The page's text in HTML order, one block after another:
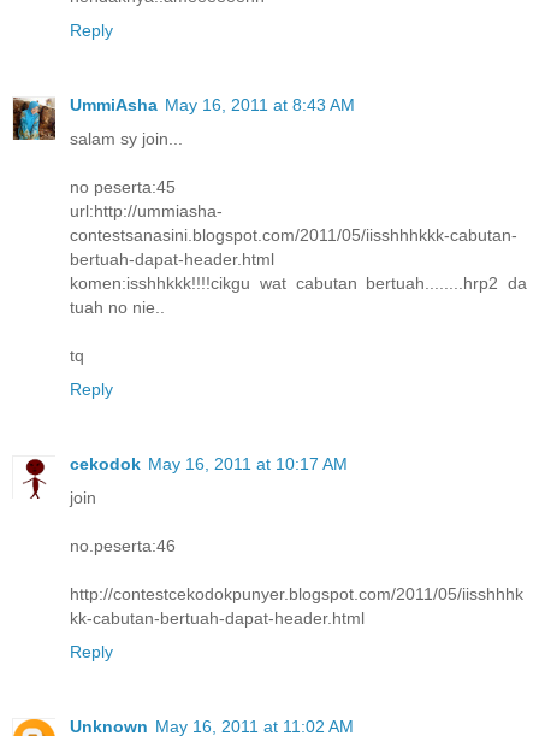
Reply
UmmiAsha May 16, 2011 at 8:43 AM
salam sy join...
no peserta:45
url:http://ummiasha-
contestsanasini.blogspot.com/2011/05/iisshhhkkk-cabutan-
bertuah-dapat-header.html
komen:isshhkkk!!!!cikgu wat cabutan bertuah........hrp2 da
tuah no nie..
tq
Reply
cekodok May 16, 2011 at 10:17 AM
join
no.peserta:46
http://contestcekodokpunyer.blogspot.com/2011/05/iisshhhk
kk-cabutan-bertuah-dapat-header.html
Reply
Unknown May 16, 2011 at 11:02 AM